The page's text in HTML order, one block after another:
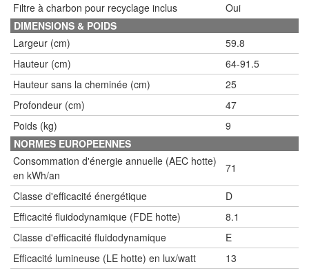
Filtre à charbon pour recyclage inclus
Oui
DIMENSIONS & POIDS
Largeur (cm)
59.8
Hauteur (cm)
64-91.5
Hauteur sans la cheminée (cm)
25
Profondeur (cm)
47
Poids (kg)
9
NORMES EUROPEENNES
Consommation d'énergie annuelle (AEC hotte)
en kWh/an
71
Classe d'efficacité énergétique
D
Efficacité fluidodynamique (FDE hotte)
8.1
Classe d'efficacité fluidodynamique
E
Efficacité lumineuse (LE hotte) en lux/watt
13